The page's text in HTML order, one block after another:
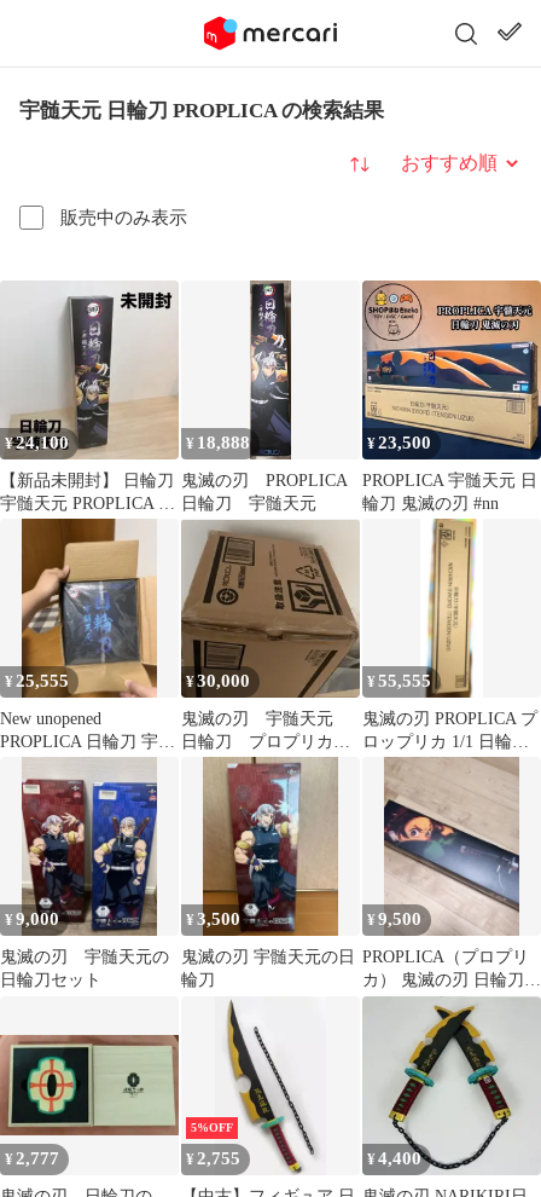
宇髄天元 日輪刀 PROPLICA の検索結果
販売中のみ表示
並び替え
¥24,100
【新品未開封】 日輪刀
宇髄天元 PROPLICA バ
ンダイ 鬼滅の刃
¥ 18,888
鬼滅の刃 PROPLICA
日輪刀 宇髄天元
¥23,500
PROPLICA 宇髄天元 日
輪刀 鬼滅の刃 #nn
¥ 25,555
New unopened
PROPLICA 日輪刀 宇髄
¥30,000
鬼滅の刃 宇髄天元
日輪刀 プロプリカ
プレミアムバンダイ
PROPLICA
¥55,555
鬼滅の刃 PROPLICA プ
ロップリカ 1/1 日輪刀
宇髄天元
¥9,000
鬼滅の刃 宇髄天元の
日輪刀セット
¥3,500
鬼滅の刃 宇髄天元の日
輪刀
¥9,500
PROPLICA（プロプリ
カ） 鬼滅の刃 日輪刀
（竈門炭治郎）
¥ 2,777
5%OFF
¥ 2,755 ¥4,400